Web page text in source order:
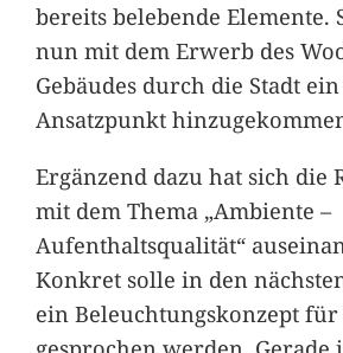
bereits belebende Elemente.
nun mit dem Erwerb des
Gebäudes durch die Stadt
Ansatzpunkt
Ergänzend dazu hat sich die
mit dem Thema „Ambiente –
Aufenthaltsqualität“
Konkret solle in den
ein Beleuchtungskonzept